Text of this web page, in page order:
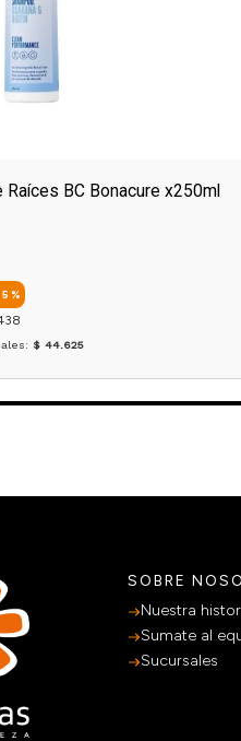
BC Bonacure x250ml
%
$ 44.625
SOBRE
Nuestra
Sumate al
Sucursales